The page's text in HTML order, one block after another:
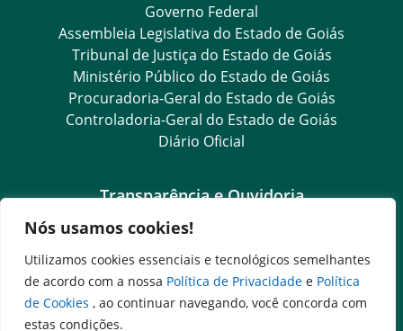
Nós usamos cookies!
Utilizamos cookies essenciais e tecnológicos semelhantes
de acordo com a nossa Política de Privacidade e Política
de Cookies , ao continuar navegando, você concorda com
estas condições.
Governo Federal
Assembleia Legislativa do Estado de Goiás
Tribunal de Justiça do Estado de Goiás
Ministério Público do Estado de Goiás
Procuradoria-Geral do Estado de Goiás
Controladoria-Geral do Estado de Goiás
Diário Oficial
Transparência e Ouvidoria
LGPD
Goiás Transparência
Dados Abertos Goiás
e-SIC
SIC – Serviço de Informação ao Cidadão